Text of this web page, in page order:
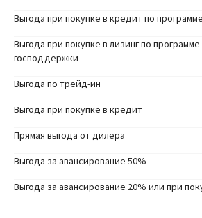
Выгода при покупке в кредит по
Выгода при покупке в лизинг по программе
господдержки
Выгода по трейд-ин
Выгода при покупке в кредит
Прямая выгода от дилера
Выгода за авансирование 50%
Выгода за авансирование 20% или при